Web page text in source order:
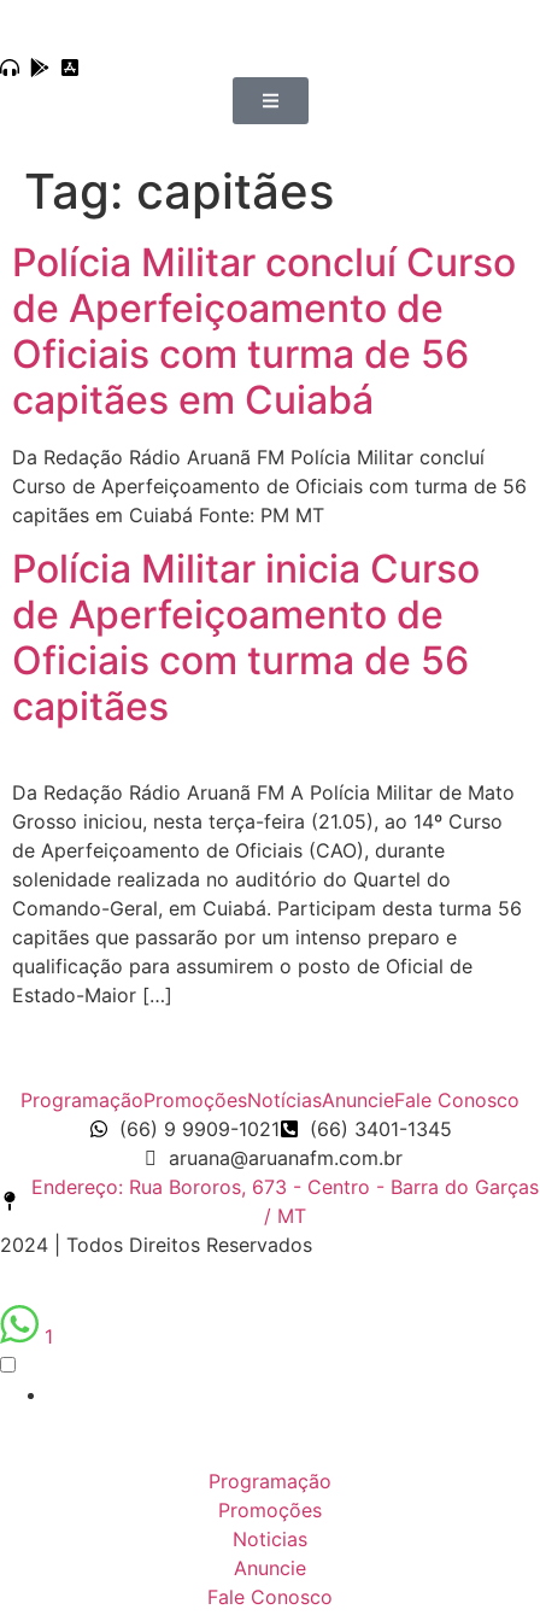
Tag: capitães
Polícia Militar concluí Curso
de Aperfeiçoamento de
Oficiais com turma de 56
capitães em Cuiabá
Da Redação Rádio Aruanã FM Polícia Militar concluí
Curso de Aperfeiçoamento de Oficiais com turma de 56
capitães em Cuiabá Fonte: PM MT
Polícia Militar inicia Curso
de Aperfeiçoamento de
Oficiais com turma de 56
capitães
Da Redação Rádio Aruanã FM A Polícia Militar de Mato
Grosso iniciou, nesta terça-feira (21.05), ao 14º Curso
de Aperfeiçoamento de Oficiais (CAO), durante
solenidade realizada no auditório do Quartel do
Comando-Geral, em Cuiabá. Participam desta turma 56
capitães que passarão por um intenso preparo e
qualificação para assumirem o posto de Oficial de
Estado-Maior […]
ProgramaçãoPromoçõesNotíciasAnuncieFale Conosco
(66) 9 9909-1021
(66) 3401-1345
aruana@aruanafm.com.br
Endereço: Rua Bororos, 673 - Centro - Barra do Garças
/ MT
2024 | Todos Direitos Reservados
1
Programação
Promoções
Noticias
Anuncie
Fale Conosco